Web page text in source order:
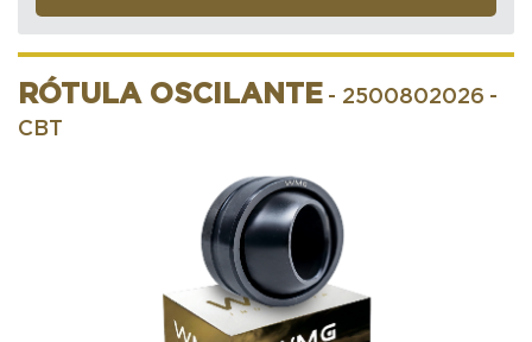
RÓTULA OSCILANTE - 2500802026 -
CBT